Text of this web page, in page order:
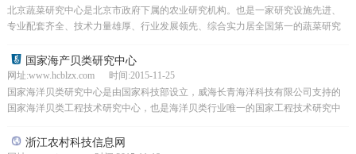
北京蔬菜研究中心是北京市政府下属的农业研究机构。也是一家研究设施先进、
专业配套齐全、技术力量雄厚、行业发展领先、综合实力居全国第一的蔬菜研究
国家海产贝类研究中心
网址:www.hcblzx.com 时间:2015-11-25
国家海洋贝类研究中心是由国家科技部设立，威海长青海洋科技有限公司支持的
国家海洋贝类工程技术研究中心，也是海洋贝类行业唯一的国家工程技术研究中
浙江农村科技信息网